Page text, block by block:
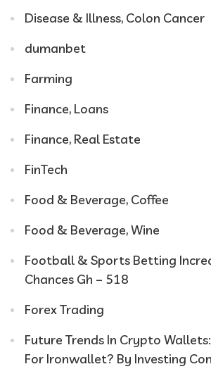
Disease & Illness, Colon Cancer
dumanbet
Farming
Finance, Loans
Finance, Real Estate
FinTech
Food & Beverage, Coffee
Food & Beverage, Wine
Football & Sports Betting
Chances Gh – 518
Forex Trading
Future Trends In Crypto
For Ironwallet? By Investing